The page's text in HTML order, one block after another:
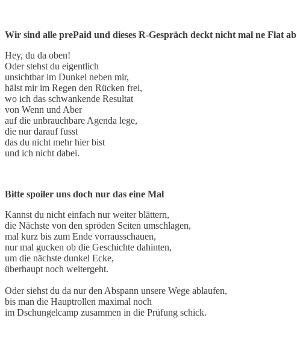
Wir sind alle prePaid und dieses R-Gespräch deckt nicht mal ne Flat ab
Hey, du da oben!
Oder stehst du eigentlich
unsichtbar im Dunkel neben mir,
hälst mir im Regen den Rücken frei,
wo ich das schwankende Resultat
von Wenn und Aber
auf die unbrauchbare Agenda lege,
die nur darauf fusst
das du nicht mehr hier bist
und ich nicht dabei.
Bitte spoiler uns doch nur das eine Mal
Kannst du nicht einfach nur weiter blättern,
die Nächste von den spröden Seiten umschlagen,
mal kurz bis zum Ende vorrausschauen,
nur mal gucken ob die Geschichte dahinten,
um die nächste dunkel Ecke,
überhaupt noch weitergeht.
Oder siehst du da nur den Abspann unsere Wege ablaufen,
bis man die Hauptrollen maximal noch
im Dschungelcamp zusammen in die Prüfung schick.